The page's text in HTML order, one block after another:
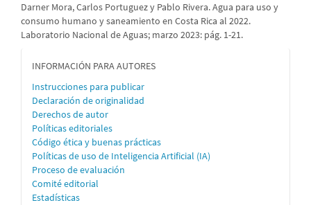
Darner Mora, Carlos Portuguez y Pablo Rivera. Agua para uso y
consumo humano y saneamiento en Costa Rica al 2022.
Laboratorio Nacional de Aguas; marzo 2023: pág. 1-21.
informacion
INFORMACIÓN PARA AUTORES
Instrucciones para publicar
Declaración de originalidad
Derechos de autor
Políticas editoriales
Código ética y buenas prácticas
Políticas de uso de Inteligencia Artificial (IA)
Proceso de evaluación
Comité editorial
Estadísticas